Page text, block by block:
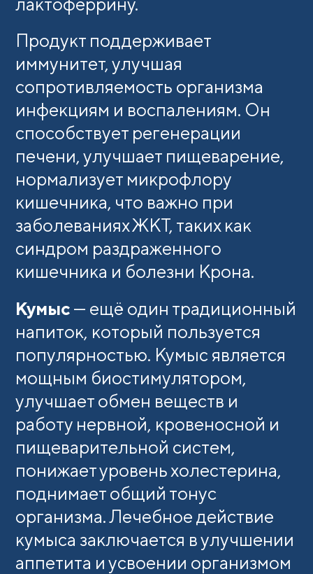
лактоферрину.
Продукт поддерживает
иммунитет, улучшая
сопротивляемость организма
инфекциям и воспалениям. Он
способствует регенерации
печени, улучшает пищеварение,
нормализует микрофлору
кишечника, что важно при
заболеваниях ЖКТ, таких как
синдром раздраженного
кишечника и болезни Крона.
Кумыс — ещё один традиционный
напиток, который пользуется
популярностью. Кумыс является
мощным биостимулятором,
улучшает обмен веществ и
работу нервной, кровеносной и
пищеварительной систем,
понижает уровень холестерина,
поднимает общий тонус
организма. Лечебное действие
кумыса заключается в улучшении
аппетита и усвоении организмом